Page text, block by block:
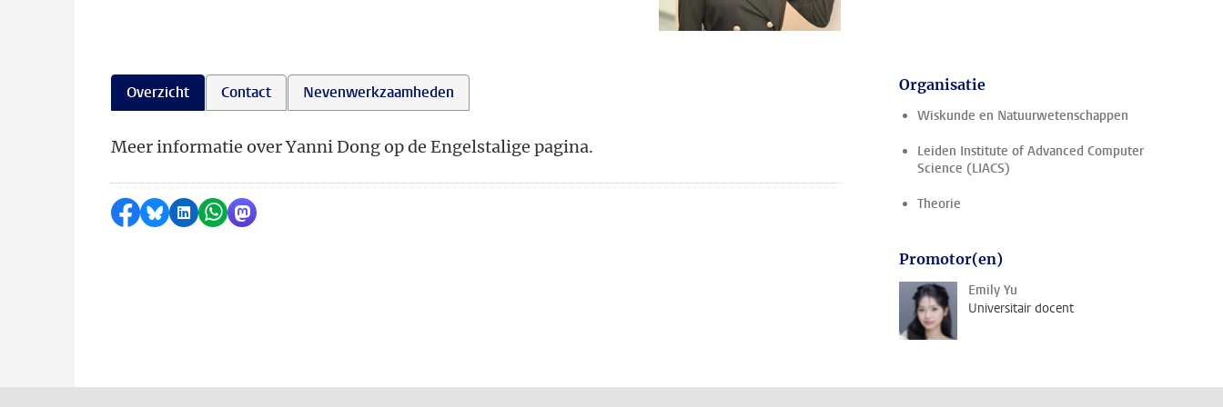
Overzicht Contact Nevenwerkzaamheden
Meer informatie over Yanni Dong op de Engelstalige pagina.
Delen op Facebook
Delen via Bluesky
Delen op LinkedIn
Delen via WhatsApp
Delen via Mastodon
Organisatie
Wiskunde en Natuurwetenschappen
Leiden Institute of Advanced Computer
Science (LIACS)
Theorie
Promotor(en)
Emily Yu
Universitair docent